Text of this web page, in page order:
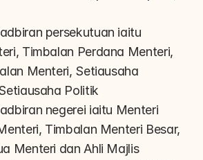
persekutuan iaitu
Timbalan Perdana Menteri,
Menteri, Setiausaha
Politik
negerei iaitu Menteri
Timbalan Menteri Besar,
Menteri dan Ahli Majlis